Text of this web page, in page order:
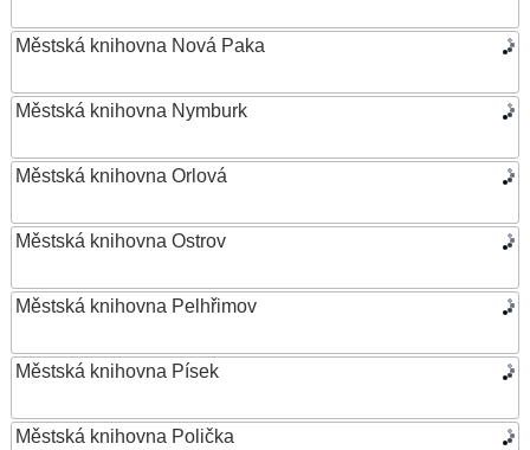
Městská knihovna Nová Paka
Městská knihovna Nymburk
Městská knihovna Orlová
Městská knihovna Ostrov
Městská knihovna Pelhřimov
Městská knihovna Písek
Městská knihovna Polička